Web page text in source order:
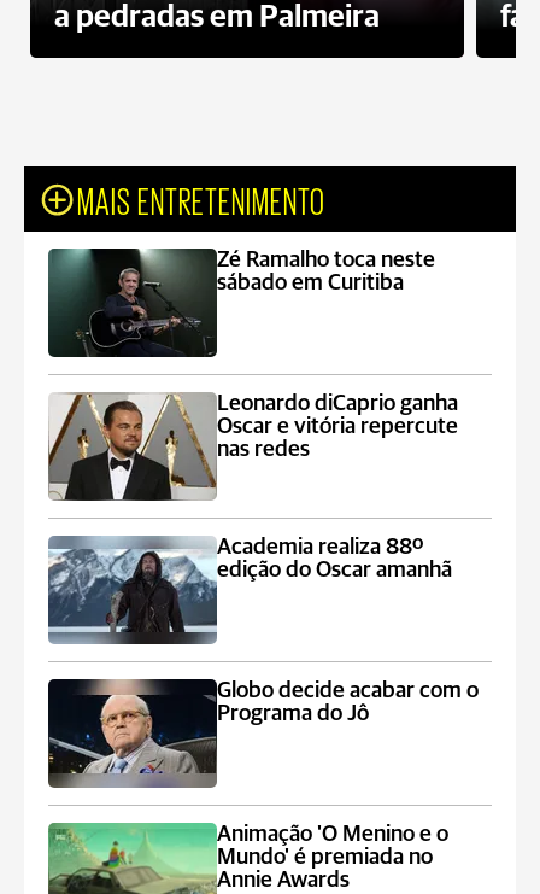
a pedradas em Palmeira
MAIS ENTRETENIMENTO
Zé Ramalho toca neste
sábado em Curitiba
Leonardo diCaprio ganha
Oscar e vitória repercute
nas redes
Academia realiza 88º
edição do Oscar amanhã
Globo decide acabar com o
Programa do Jô
Animação 'O Menino e o
Mundo' é premiada no
Annie Awards